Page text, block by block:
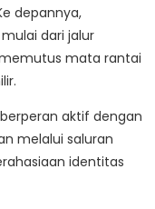
depannya,
dari jalur
mata rantai
aktif dengan
melalui saluran
identitas